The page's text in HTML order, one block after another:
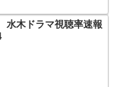
木ドラマ視聴率速報